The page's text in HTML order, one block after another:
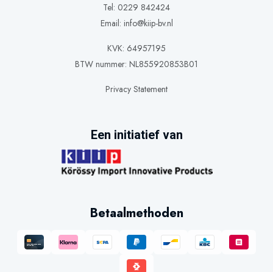
Tel: 0229 842424
Email: info@kiip-bv.nl
KVK: 64957195
BTW nummer: NL855920853B01
Privacy Statement
Een initiatief van
Betaalmethoden